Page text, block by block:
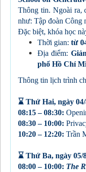
Thông tin. Ngoài ra,
như: Tập đoàn Công
Đặc biệt, khóa học
Thời gian: từ
Địa điểm:
phố Hồ Chí
Thông tin lịch trình
⌛️ Thứ Hai, ngày
08:15 – 08:30:
08:30 – 10:00:
10:20 – 12:20: Trần
⌛️ Thứ Ba, ngày 05/
08:00 – 10:00: The